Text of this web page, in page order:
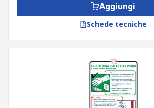
Aggiungi
Schede tecniche